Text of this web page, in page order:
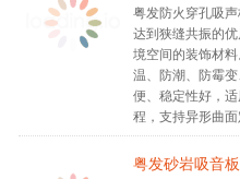
粤发防火穿孔吸
达到狭缝共振的
境空间的装饰材
温、防潮、防霉
便、稳定性好，
程，支持异形曲面
粤发砂岩吸音板